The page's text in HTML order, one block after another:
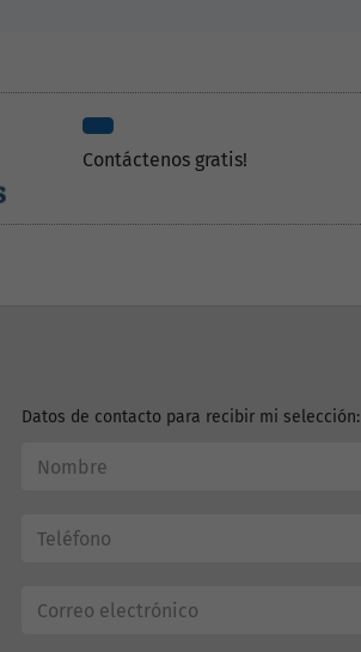
Contáctenos gratis!
Datos de contacto para recibir mi selección: